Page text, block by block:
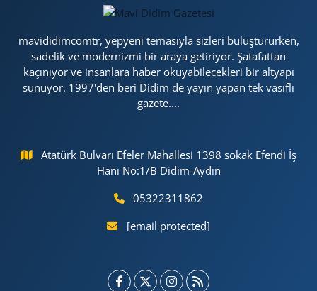
mavididimcomtr, yepyeni temasıyla sizleri buluştururken,
sadelik ve modernizmi bir araya getiriyor. Şatafattan
kaçınıyor ve insanlara haber okuyabilecekleri bir altyapı
sunuyor. 1997'den beri Didim de yayın yapan tek vasıflı
gazete....
Atatürk Bulvarı Efeler Mahallesi 1398 sokak Efendi İş
Hanı No:1/B Didim-Aydın
05322311862
[email protected]